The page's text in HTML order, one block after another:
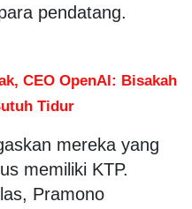
pendatang.
CEO OpenAI: Bisakah
Tidur
mereka yang
memiliki KTP.
Pramono